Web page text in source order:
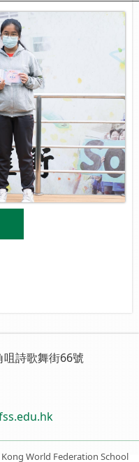
咀詩歌舞街66號
World Federation School